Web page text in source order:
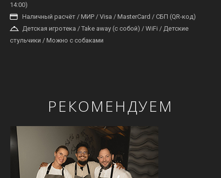
14:00)
Наличный расчёт / МИР / Visa / MasterCard / СБП (QR-код)
Детская игротека / Take away (с собой) / WiFi / Детские
стульчики / Можно с собаками
РЕКОМЕНДУЕМ